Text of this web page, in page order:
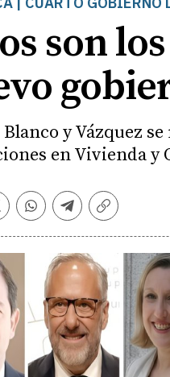
son
y Vázquez
en Vivienda y
Whatsapp
Telegram
Copiar